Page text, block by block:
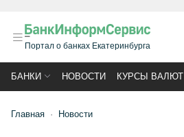
Портал о банках Екатеринбурга
БАНКИ НОВОСТИ КУРСЫ ВАЛЮТ
Главная Новости